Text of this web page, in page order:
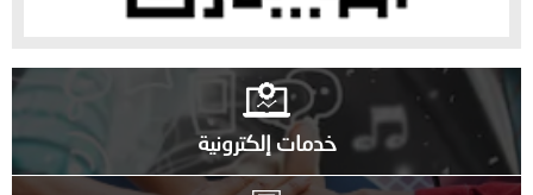
خدمات إلكترونية